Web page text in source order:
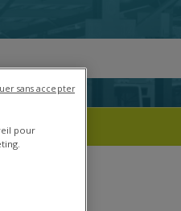
pour
sans accepter